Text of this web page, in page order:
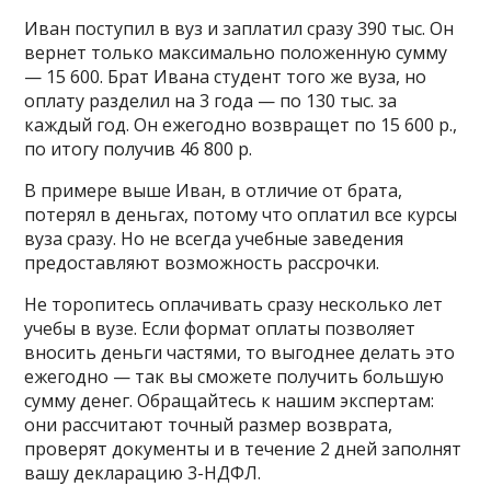
Иван поступил в вуз и заплатил сразу 390 тыс. Он
вернет только максимально положенную сумму
— 15 600. Брат Ивана студент того же вуза, но
оплату разделил на 3 года — по 130 тыс. за
каждый год. Он ежегодно возвращет по 15 600 р.,
по итогу получив 46 800 р.
В примере выше Иван, в отличие от брата,
потерял в деньгах, потому что оплатил все курсы
вуза сразу. Но не всегда учебные заведения
предоставляют возможность рассрочки.
Не торопитесь оплачивать сразу несколько лет
учебы в вузе. Если формат оплаты позволяет
вносить деньги частями, то выгоднее делать это
ежегодно — так вы сможете получить большую
сумму денег. Обращайтесь к нашим экспертам:
они рассчитают точный размер возврата,
проверят документы и в течение 2 дней заполнят
вашу декларацию 3-НДФЛ.